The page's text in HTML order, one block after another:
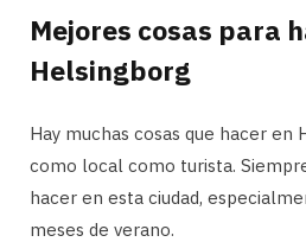
Mejores cosas para
Helsingborg
Hay muchas cosas que hacer en
como local como turista.
hacer en esta ciudad,
meses de verano.